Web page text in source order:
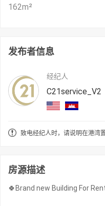
162m²
发布者信息
经纪人
C21service_V2
致电经纪人时，请说明在港湾
房源描述
🍀Brand new Building For